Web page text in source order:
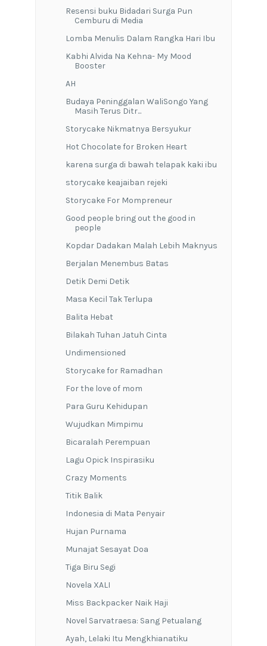
Resensi buku Bidadari Surga Pun
Cemburu di Media
Lomba Menulis Dalam Rangka Hari Ibu
Kabhi Alvida Na Kehna- My Mood
Booster
AH
Budaya Peninggalan WaliSongo Yang
Masih Terus Ditr...
Storycake Nikmatnya Bersyukur
Hot Chocolate for Broken Heart
karena surga di bawah telapak kaki ibu
storycake keajaiban rejeki
Storycake For Mompreneur
Good people bring out the good in
people
Kopdar Dadakan Malah Lebih Maknyus
Berjalan Menembus Batas
Detik Demi Detik
Masa Kecil Tak Terlupa
Balita Hebat
Bilakah Tuhan Jatuh Cinta
Undimensioned
Storycake for Ramadhan
For the love of mom
Para Guru Kehidupan
Wujudkan Mimpimu
Bicaralah Perempuan
Lagu Opick Inspirasiku
Crazy Moments
Titik Balik
Indonesia di Mata Penyair
Hujan Purnama
Munajat Sesayat Doa
Tiga Biru Segi
Novela XALI
Miss Backpacker Naik Haji
Novel Sarvatraesa: Sang Petualang
Ayah, Lelaki Itu Mengkhianatiku